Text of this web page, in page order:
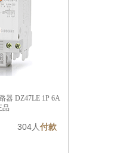
器 DZ47LE 1P 6A
品
304人付款